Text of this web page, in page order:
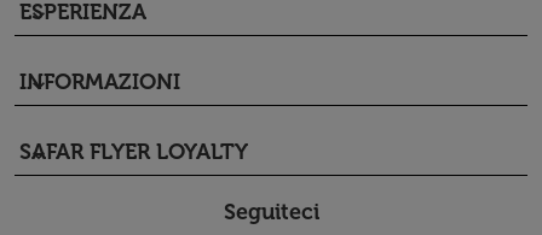
ESPERIENZA
keyboard_arrow_down
INFORMAZIONI
keyboard_arrow_down
SAFAR FLYER LOYALTY
keyboard_arrow_down
Seguiteci